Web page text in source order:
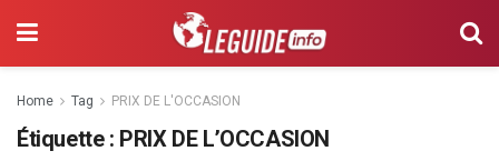
Home Tag PRIX DE L'OCCASION
Étiquette : PRIX DE L’OCCASION